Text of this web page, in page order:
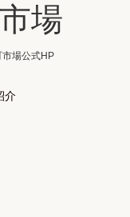
場
場公式HP
介